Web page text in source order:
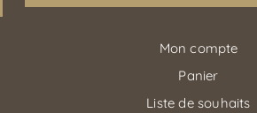
Mon compte
Panier
Liste de souhaits